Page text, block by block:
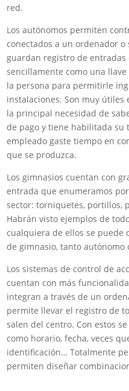
red.
Los autónomos permiten
conectados a un ordenador
guardan registro de entradas
sencillamente como una
la persona para permitirle
instalaciones. Son muy útiles
la principal necesidad de
de pago y tiene habilitada su
empleado gaste tiempo en
que se produzca.
Los gimnasios cuentan con
entrada que enumeramos
sector: torniquetes, portillos,
Habrán visto ejemplos de
cualquiera de ellos se puede
de gimnasio, tanto autónomo
Los sistemas de control de
cuentan con más
integran a través de un
permite llevar el registro de
salen del centro. Con estos
como horario, fecha, veces
identificación… Totalmente
permiten diseñar